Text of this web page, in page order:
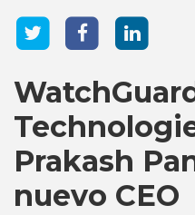
Prakash
nuevo CEO